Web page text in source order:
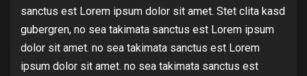
sanctus est Lorem ipsum dolor sit amet. Stet clita kasd
gubergren, no sea takimata sanctus est Lorem ipsum
dolor sit amet. no sea takimata sanctus est Lorem
ipsum dolor sit amet. no sea takimata sanctus est